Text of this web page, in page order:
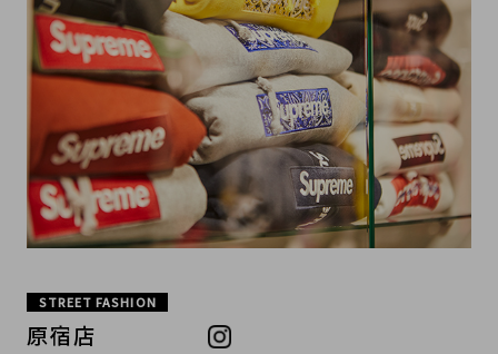
STREET FASHION
原宿店